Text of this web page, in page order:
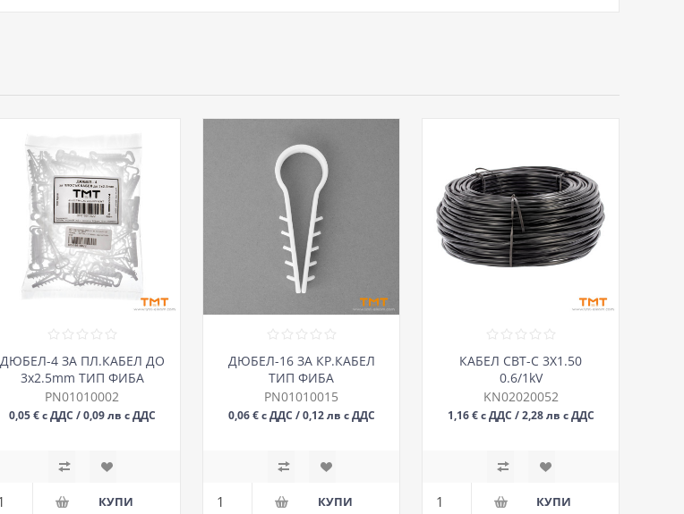
ДЮБЕЛ-4 ЗА ПЛ.КАБЕЛ ДО
3х2.5mm ТИП ФИБА
PN01010002
0,05 € с ДДС / 0,09 лв с ДДС
ДЮБЕЛ-16 ЗА КР.КАБЕЛ
ТИП ФИБА
PN01010015
0,06 € с ДДС / 0,12 лв с ДДС
КАБЕЛ СВТ-С 3Х1.50
0.6/1kV
KN02020052
1,16 € с ДДС / 2,28 лв с ДДС